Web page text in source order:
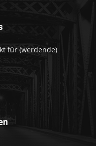
für (werdende)